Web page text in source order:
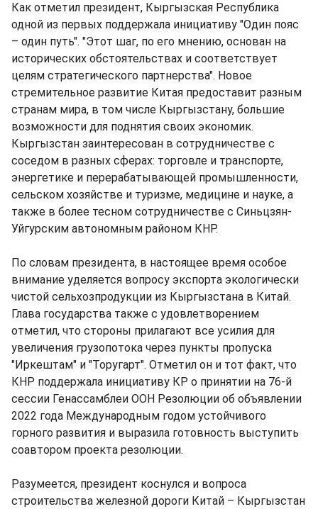
Как отметил президент, Кыргызская Республика
одной из первых поддержала инициативу "Один пояс
– один путь". "Этот шаг, по его мнению, основан на
исторических обстоятельствах и соответствует
целям стратегического партнерства". Новое
стремительное развитие Китая предоставит разным
странам мира, в том числе Кыргызстану, большие
возможности для поднятия своих экономик.
Кыргызстан заинтересован в сотрудничестве с
соседом в разных сферах: торговле и транспорте,
энергетике и перерабатывающей промышленности,
сельском хозяйстве и туризме, медицине и науке, а
также в более тесном сотрудничестве с Синьцзян-
Уйгурским автономным районом КНР.
По словам президента, в настоящее время особое
внимание уделяется вопросу экспорта экологически
чистой сельхозпродукции из Кыргызстана в Китай.
Глава государства также с удовлетворением
отметил, что стороны прилагают все усилия для
увеличения грузопотока через пункты пропуска
"Иркештам" и "Торугарт". Отметил он и тот факт, что
КНР поддержала инициативу КР о принятии на 76-й
сессии Генассамблеи ООН Резолюции об объявлении
2022 года Международным годом устойчивого
горного развития и выразила готовность выступить
соавтором проекта резолюции.
Разумеется, президент коснулся и вопроса
строительства железной дороги Китай – Кыргызстан